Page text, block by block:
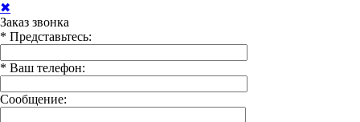
✖
Заказ звонка
* Представьтесь:
* Ваш телефон:
Сообщение: